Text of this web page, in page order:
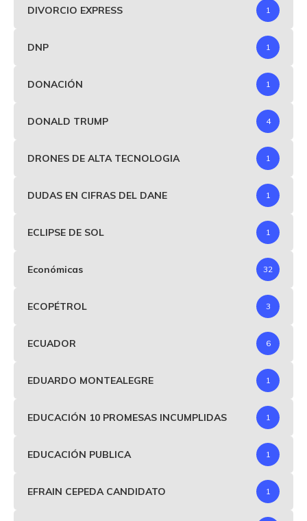
DIVORCIO EXPRESS 1
DNP 1
DONACIÓN 1
DONALD TRUMP 4
DRONES DE ALTA TECNOLOGIA 1
DUDAS EN CIFRAS DEL DANE 1
ECLIPSE DE SOL 1
Económicas 32
ECOPÉTROL 3
ECUADOR 6
EDUARDO MONTEALEGRE 1
EDUCACIÓN 10 PROMESAS INCUMPLIDAS 1
EDUCACIÓN PUBLICA 1
EFRAIN CEPEDA CANDIDATO 1